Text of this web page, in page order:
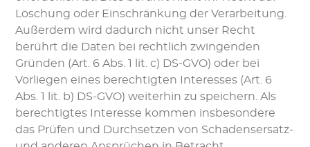
Löschung oder Einschränkung der Verarbeitung.
Außerdem wird dadurch nicht unser Recht
berührt die Daten bei rechtlich zwingenden
Gründen (Art. 6 Abs. 1 lit. c) DS-GVO) oder bei
Vorliegen eines berechtigten Interesses (Art. 6
Abs. 1 lit. b) DS-GVO) weiterhin zu speichern. Als
berechtigtes Interesse kommen insbesondere
das Prüfen und Durchsetzen von Schadensersatz-